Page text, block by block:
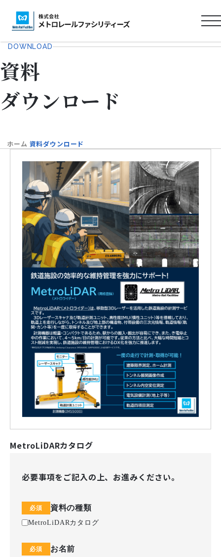
DOWNLOAD
資料
ダウンロード
ホーム 資料ダウンロード
MetroLiDARカタログ
必要事項をご記入の上、お進みください。
資料の種類
MetroLiDARカタログ
お名前
フ
ィ
ル
URL